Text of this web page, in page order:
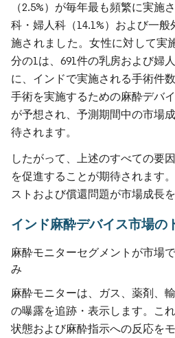
（2.5%）が毎年最も頻繁に実施
科・婦人科（14.1%）および一般
施されました。女性に対して実
分の1は、691件の乳房および婦
に、インドで実施される手術件
手術を実施するための麻酔デバ
が予想され、予測期間中の市場
待されます。
したがって、上述のすべての要
を促進することが期待されます
ストおよび償還問題が市場成長
インド麻酔デバイス市場の
麻酔モニターセグメントが市場
み
麻酔モニターは、ガス、薬剤、
の曝露を追跡・表示します。こ
状態および麻酔指示への反応を